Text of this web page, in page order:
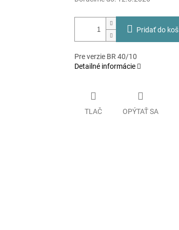
Pridať do
Pre verzie BR 40/10
Detailné informácie
TLAČ OPÝTAŤ SA